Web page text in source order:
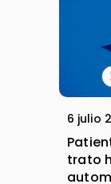
6 julio
trato